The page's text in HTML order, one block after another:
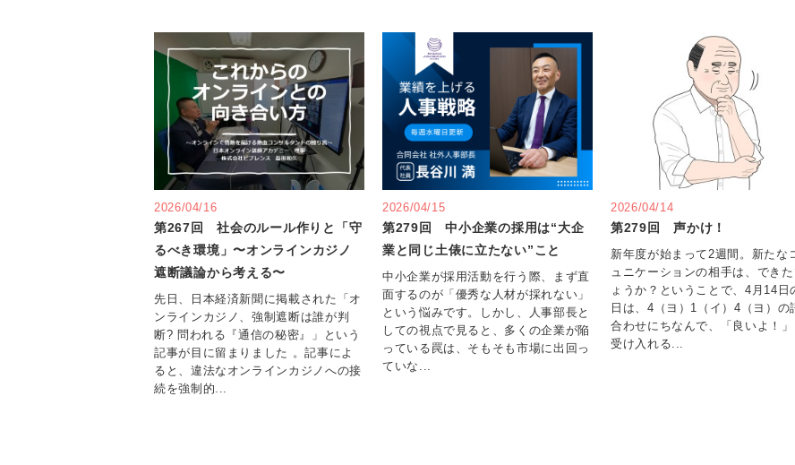
2026/04/16
第267回 社会のルール作りと「守
るべき環境」〜オンラインカジノ
遮断議論から考える〜
先日、日本経済新聞に掲載された「オ
ンラインカジノ、強制遮断は誰が判
断? 問われる『通信の秘密』」という
記事が目に留まりました 。記事によ
ると、違法なオンラインカジノへの接
続を強制的...
2026/04/15
第279回 中小企業の採用は“大企
業と同じ土俵に立たない”こと
中小企業が採用活動を行う際、まず直
面するのが「優秀な人材が採れない」
という悩みです。しかし、人事部長と
しての視点で見ると、多くの企業が陥
っている罠は、そもそも市場に出回っ
ていな...
2026/04/14
第279回 声かけ！
新年度が始まって2週間。新たな
ュニケーションの相手は、できた
ょうか？ということで、4月14日
日は、4（ヨ）1（イ）4（ヨ）の
合わせにちなんで、「良いよ！」
受け入れる...